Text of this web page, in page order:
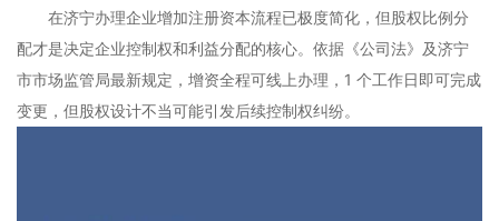
在济宁办理企业增加注册资本流程已极度简化，但股权比例分
配才是决定企业控制权和利益分配的核心。依据《公司法》及济宁
市市场监管局最新规定，增资全程可线上办理，1 个工作日即可完成
变更，但股权设计不当可能引发后续控制权纠纷。